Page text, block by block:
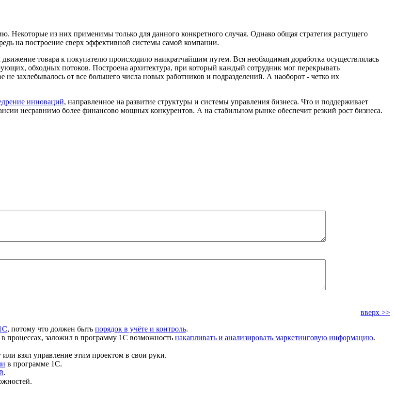
из них применимы только для данного конкретного случая. Однако общая стратегия растущего
на построение сверх эффективной системы самой компании.
товара к покупателю происходило наикратчайшим путем. Вся необходимая доработка осуществлялась
обходных потоков. Построена архитектура, при который каждый сотрудник мог перекрывать
захлебывалось от все большего числа новых работников и подразделений. А наоборот - четко их
инноваций, направленное на развитие структуры и системы управления бизнеса. Что и поддерживает
несравнимо более финансово мощных конкурентов. А на стабильном рынке обеспечит резкий рост бизнеса.
вверх >>
, потому что должен быть порядок в учёте и контроль.
процессах, заложил в программу 1С возможность накапливать и анализировать маркетинговую информацию.
взял управление этим проектом в свои руки.
в программе 1С.
.